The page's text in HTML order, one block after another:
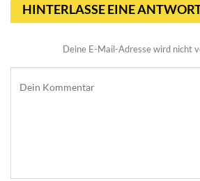
HINTERLASSE EINE
Deine E-Mail-Adresse wird nicht